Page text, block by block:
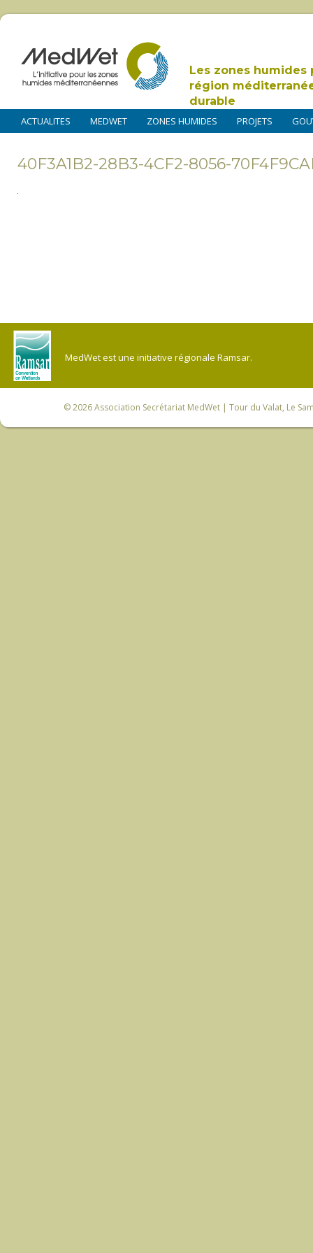
Les zones humides
région
durable
ACTUALITES MEDWET ZONES HUMIDES PROJETS
40F3A1B2-28B3-4CF2-8056-
MedWet est une initiative régionale Ramsar.
© 2026Association Secrétariat MedWet | Tour du Valat, Le